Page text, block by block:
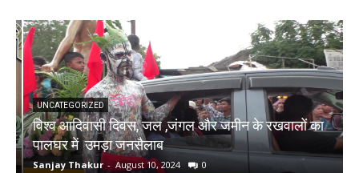
UNCATEGORIZED
विश्व आदिवासी दिवस, जल ,जंगल और जमीन के रखवालों का
पालघर में उमड़ा जनसैलाब
Sanjay Thakur - August 10, 2024 0